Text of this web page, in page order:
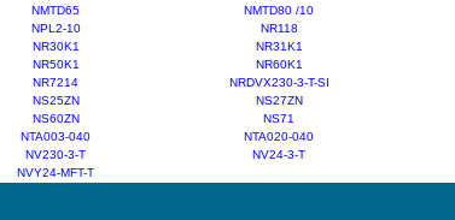
NMTD65 NMTD80 /10
NPL2-10 NR118
NR30K1 NR31K1
NR50K1 NR60K1
NR7214 NRDVX230-3-T-SI
NS25ZN NS27ZN
NS60ZN NS71
NTA003-040 NTA020-040
NV230-3-T NV24-3-T
NVY24-MFT-T